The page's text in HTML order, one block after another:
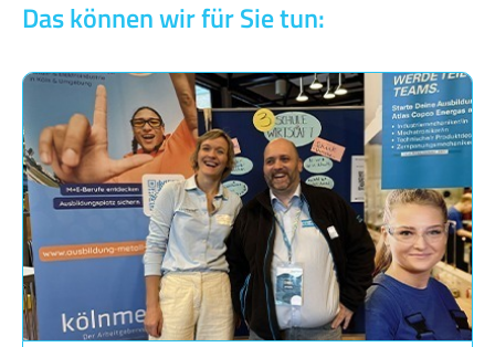
Das können wir für Sie tun: